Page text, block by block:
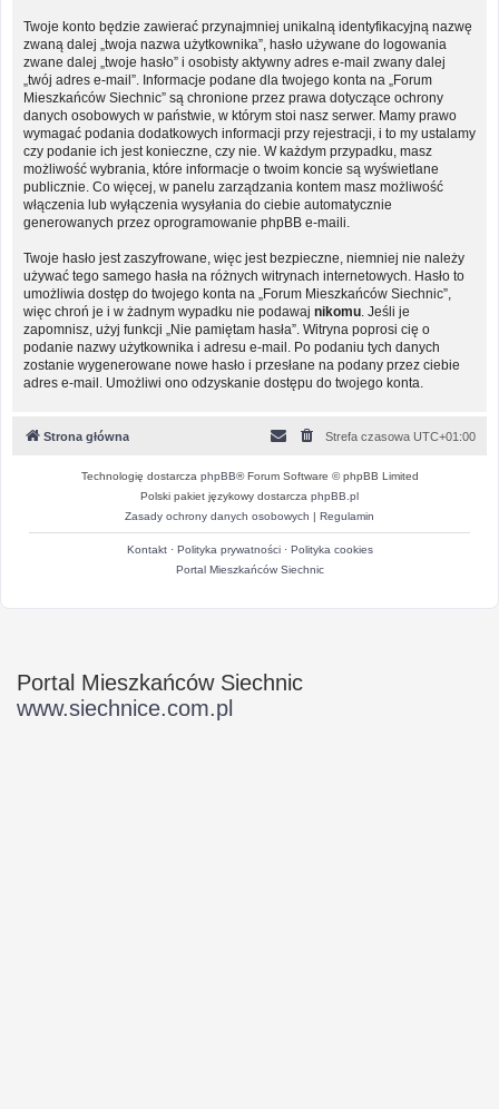
Twoje konto będzie zawierać przynajmniej unikalną identyfikacyjną nazwę
zwaną dalej „twoja nazwa użytkownika”, hasło używane do logowania
zwane dalej „twoje hasło” i osobisty aktywny adres e-mail zwany dalej
„twój adres e-mail”. Informacje podane dla twojego konta na „Forum
Mieszkańców Siechnic” są chronione przez prawa dotyczące ochrony
danych osobowych w państwie, w którym stoi nasz serwer. Mamy prawo
wymagać podania dodatkowych informacji przy rejestracji, i to my ustalamy
czy podanie ich jest konieczne, czy nie. W każdym przypadku, masz
możliwość wybrania, które informacje o twoim koncie są wyświetlane
publicznie. Co więcej, w panelu zarządzania kontem masz możliwość
włączenia lub wyłączenia wysyłania do ciebie automatycznie
generowanych przez oprogramowanie phpBB e-maili.
Twoje hasło jest zaszyfrowane, więc jest bezpieczne, niemniej nie należy
używać tego samego hasła na różnych witrynach internetowych. Hasło to
umożliwia dostęp do twojego konta na „Forum Mieszkańców Siechnic”,
więc chroń je i w żadnym wypadku nie podawaj nikomu . Jeśli je
zapomnisz, użyj funkcji „Nie pamiętam hasła”. Witryna poprosi cię o
podanie nazwy użytkownika i adresu e-mail. Po podaniu tych danych
zostanie wygenerowane nowe hasło i przesłane na podany przez ciebie
adres e-mail. Umożliwi ono odzyskanie dostępu do twojego konta.
Strona główna Strefa czasowa UTC+01:00
Technologię dostarcza phpBB® Forum Software © phpBB Limited
Polski pakiet językowy dostarcza phpBB.pl
Zasady ochrony danych osobowych | Regulamin
Kontakt· Polityka prywatności· Polityka cookies
Portal Mieszkańców Siechnic
Portal Mieszkańców Siechnic
www.siechnice.com.pl